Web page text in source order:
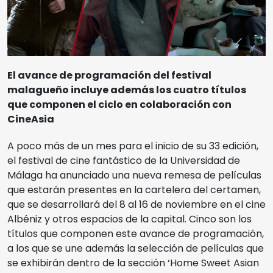
Sedes
Noviembre Fantasma
Ediciones Anteriores
Videos
MIFF
Reglamento
Cine Albéniz
Salón de Actos E.T.S.I.
Galería Central
El avance de programación del festival
malagueño incluye además los cuatro títulos
que componen el ciclo en colaboración con
CineAsia
A poco más de un mes para el inicio de su 33 edición,
el festival de cine fantástico de la Universidad de
Málaga ha anunciado una nueva remesa de películas
que estarán presentes en la cartelera del certamen,
que se desarrollará del 8 al 16 de noviembre en el cine
Albéniz y otros espacios de la capital. Cinco son los
títulos que componen este avance de programación,
a los que se une además la selección de películas que
se exhibirán dentro de la sección ‘Home Sweet Asian